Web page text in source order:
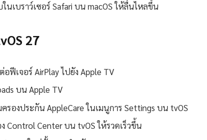
นเบราว์เซอร์ Safari บน macOS ให้ลื่นไหลขึ้น
27
อฟีเจอร์ AirPlay ไปยัง Apple TV
บน Apple TV
รองประกัน AppleCare ในเมนูการ Settings บน tvOS
Control Center บน tvOS ให้รวดเร็วขึ้น